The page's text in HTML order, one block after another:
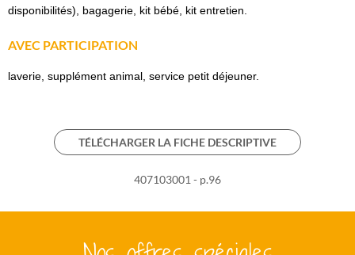
disponibilités), bagagerie, kit bébé, kit entretien.
AVEC PARTICIPATION
laverie, supplément animal, service petit déjeuner.
TÉLÉCHARGER LA FICHE DESCRIPTIVE
407103001 - p.96